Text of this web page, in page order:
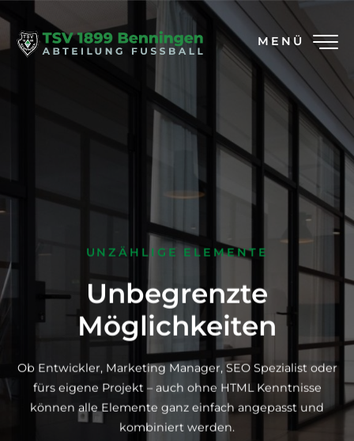
MENÜ
UNZÄHLIGE ELEMENTE
Unbegrenzte
Möglichkeiten
Ob Entwickler, Marketing Manager, SEO Spezialist oder
fürs eigene Projekt – auch ohne HTML Kenntnisse
können alle Elemente ganz einfach angepasst und
kombiniert werden.